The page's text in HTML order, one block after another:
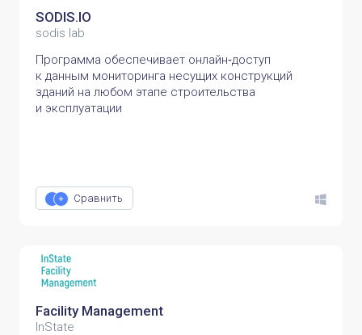
SODIS.IO
sodis lab
Программа обеспечивает онлайн‑доступ
к данным мониторинга несущих конструкций
зданий на любом этапе строительства
и эксплуатации
Сравнить
Facility Management
InState